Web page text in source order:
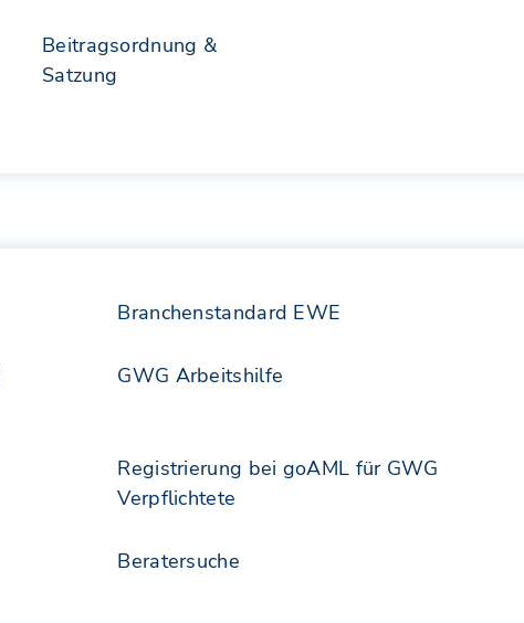
Beitragsordnung &
Satzung
Branchenstandard EWE
GWG Arbeitshilfe
Registrierung bei goAML für GWG
Verpflichtete
Beratersuche